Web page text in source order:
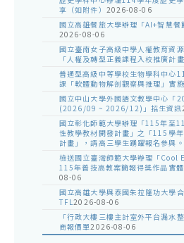
享（如附件） 2026-08-06
國立高雄餐旅大學辦理「AI+智慧
2026-08-06
國立臺南女子高級中學人權教育資
「人權及轉型正義課程入校推廣計
普通型高級中等學校生物學科中心
課「軟體動物解剖觀察與推理」實
國立中山大學外國語文教學中心「
(2026/09 ~ 2026/12)」招生資訊
國立彰化師範大學辦理「115年至
性教學教材開發計畫」之「115學
計畫」，請高三學生踴躍報名參與。
檢送國立臺灣師範大學辦理「Cool
115年普技高教案簡報得獎作品實
08-06
國立高雄大學與泰國朱拉隆功大學
TFL2026-08-06
「行政大樓三樓主計室外平台漏水
商報價單2026-08-06